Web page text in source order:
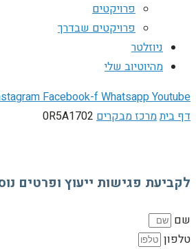
פרויקטים
פרויקטים שבדרך
ניוזלטר
מהיוטיוב שלי
Facebook-fWhatsappYoutube
דף ביתמרכז מבקרים 0R5A1702
לקביעת פגישות ייעוץ ופרטים
שם
טלפון